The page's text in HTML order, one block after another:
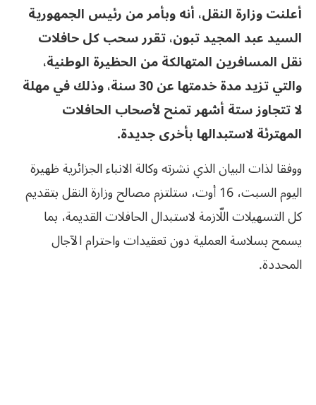
أعلنت وزارة النقل، أنه وبأمر من رئيس الجمهورية
السيد عبد المجيد تبون، تقرر سحب كل حافلات
نقل المسافرين المتهالكة من الحظيرة الوطنية،
والتي تزيد مدة خدمتها عن 30 سنة، وذلك في مهلة
لا تتجاوز ستة أشهر تمنح لأصحاب الحافلات
المهترئة لاستبدالها بأخرى جديدة.
ووفقا لذات البيان الذي نشرته وكالة الانباء الجزائرية ظهيرة
اليوم السبت، 16 أوت، ستلتزم مصالح وزارة النقل بتقديم
كل التسهيلات اللّازمة لاستبدال الحافلات القديمة، بما
يسمح بسلاسة العملية دون تعقيدات واحترام الآجال
المحددة.